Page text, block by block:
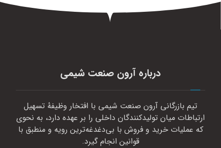
درباره آرون صنعت شیمی
تیم بازرگانی آرون صنعت شیمی با افتخار وظیفهٔ تسهیل
ارتباطات میان تولیدکنندگان داخلی را بر عهده دارد، به نحوی
که عملیات خرید و فروش با بی‌دغدغه‌ترین رویه و منطبق با
قوانین انجام گیرد.